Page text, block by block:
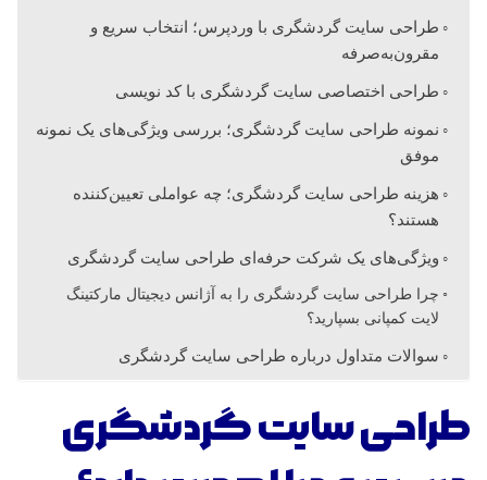
ش
گ
ی
طراحی سایت گردشگری با وردپرس؛ انتخاب سریع و
مقرون‌به‌صرفه
طراحی اختصاصی سایت گردشگری با کد نویسی
نمونه طراحی سایت گردشگری؛ بررسی ویژگی‌های یک نمونه
موفق
هزینه طراحی سایت گردشگری؛ چه عواملی تعیین‌کننده
هستند؟
ویژگی‌های یک شرکت حرفه‌ای طراحی سایت گردشگری
چرا طراحی سایت گردشگری را به آژانس دیجیتال مارکتینگ
لایت کمپانی بسپارید؟
سوالات متداول درباره طراحی سایت گردشگری
طراحی سایت گردشگری